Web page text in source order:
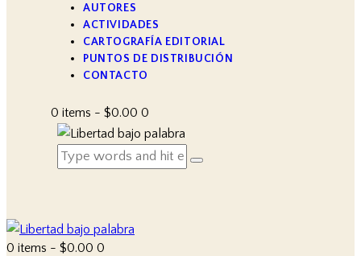
AUTORES
ACTIVIDADES
CARTOGRAFÍA EDITORIAL
PUNTOS DE DISTRIBUCIÓN
CONTACTO
0 items - $0.00 0
0 items - $0.00 0